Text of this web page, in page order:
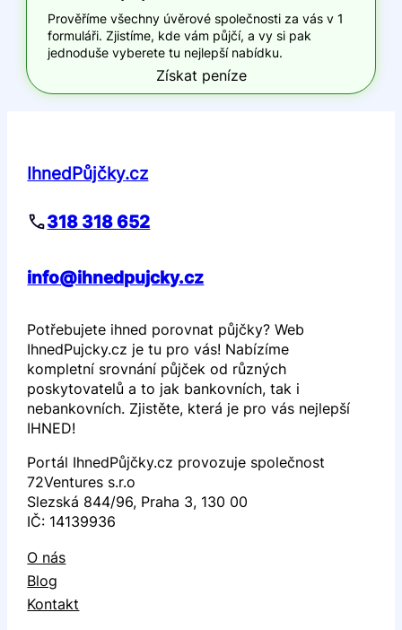
Prověříme všechny úvěrové společnosti za vás v 1
formuláři. Zjistíme, kde vám půjčí, a vy si pak
jednoduše vyberete tu nejlepší nabídku.
Získat peníze
IhnedPůjčky.cz
318 318 652
info@ihnedpujcky.cz
Potřebujete ihned porovnat půjčky? Web
IhnedPujcky.cz je tu pro vás! Nabízíme
kompletní srovnání půjček od různých
poskytovatelů a to jak bankovních, tak i
nebankovních. Zjistěte, která je pro vás nejlepší
IHNED!
Portál IhnedPůjčky.cz provozuje společnost
72Ventures s.r.o
Slezská 844/96, Praha 3, 130 00
IČ: 14139936
O nás
Blog
Kontakt